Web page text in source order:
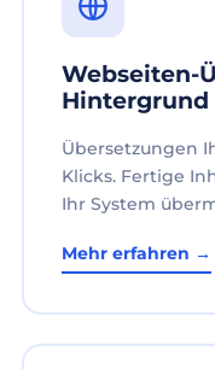
Webseiten-
Hintergrund
Übersetzungen
Klicks. Fertige
Ihr System
Mehr erfahren →